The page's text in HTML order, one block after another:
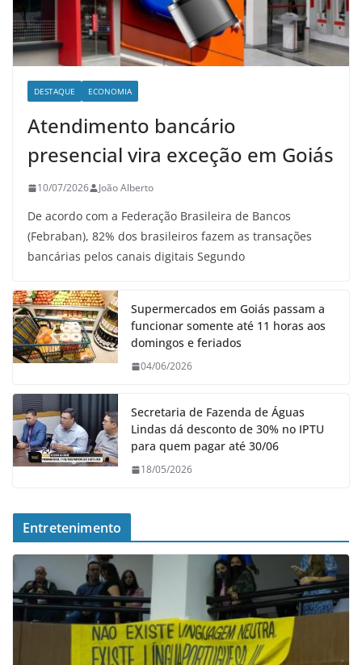
DESTAQUE ECONOMIA
Atendimento bancário
presencial vira exceção em Goiás
10/07/2026 João Alberto
De acordo com a Federação Brasileira de Bancos
(Febraban), 82% dos brasileiros fazem as transações
bancárias pelos canais digitais Segundo
Supermercados em Goiás passam a
funcionar somente até 11 horas aos
domingos e feriados
04/06/2026
Secretaria de Fazenda de Águas
Lindas dá desconto de 30% no IPTU
para quem pagar até 30/06
18/05/2026
Entretenimento